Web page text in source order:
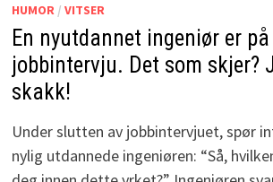
HUMOR/ VITSER
En nyutdannet ingeniør er
jobbintervju. Det som skjer?
skakk!
Under slutten av jobbintervjuet, spør
nylig utdannede ingeniøren: “Så,